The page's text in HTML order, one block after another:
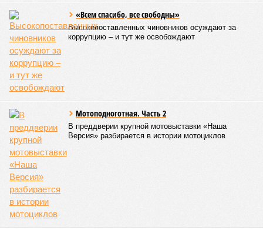
Вот только почему для менеджмента РЖД столь же
естественным считается вкладываться в закавказскую
«железку» тогда, когда на российских железных дорогах не
тольконе решены
возникаютновые? Даст ли здесь свой комментарий
Белозёров?
– Вероятно, в случае разрыва концессии Пашинян со
своими европейскими партнёрами могут
инициировать новый проект на территории Армении
подобно трамповскому TRIPP, где будет создана
европейская концессия для управления путями, а
доходы от эксплуатации путей будут делиться плюс-
минус в таком же соотношении, как с американцами
(74% – Вашингтону, 26% – Еревану).
Мирослава Регинская, публицист